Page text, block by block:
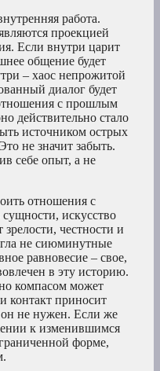
работа.
проекцией
Если внутри царит
общение будет
– хаос непрожитой
диалог будет
с прошлым
действительно стало
источником острых
не значит забыть.
себе опыт, а не
отношения с
искусство
честности и
не сиюминутные
равновесие – свое,
в эту историю.
компасом может
контакт приносит
он не нужен. Если же
к изменившимся
форме,